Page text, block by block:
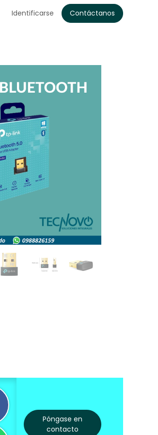
Identificarse Contáctanos
Póngase en
contacto